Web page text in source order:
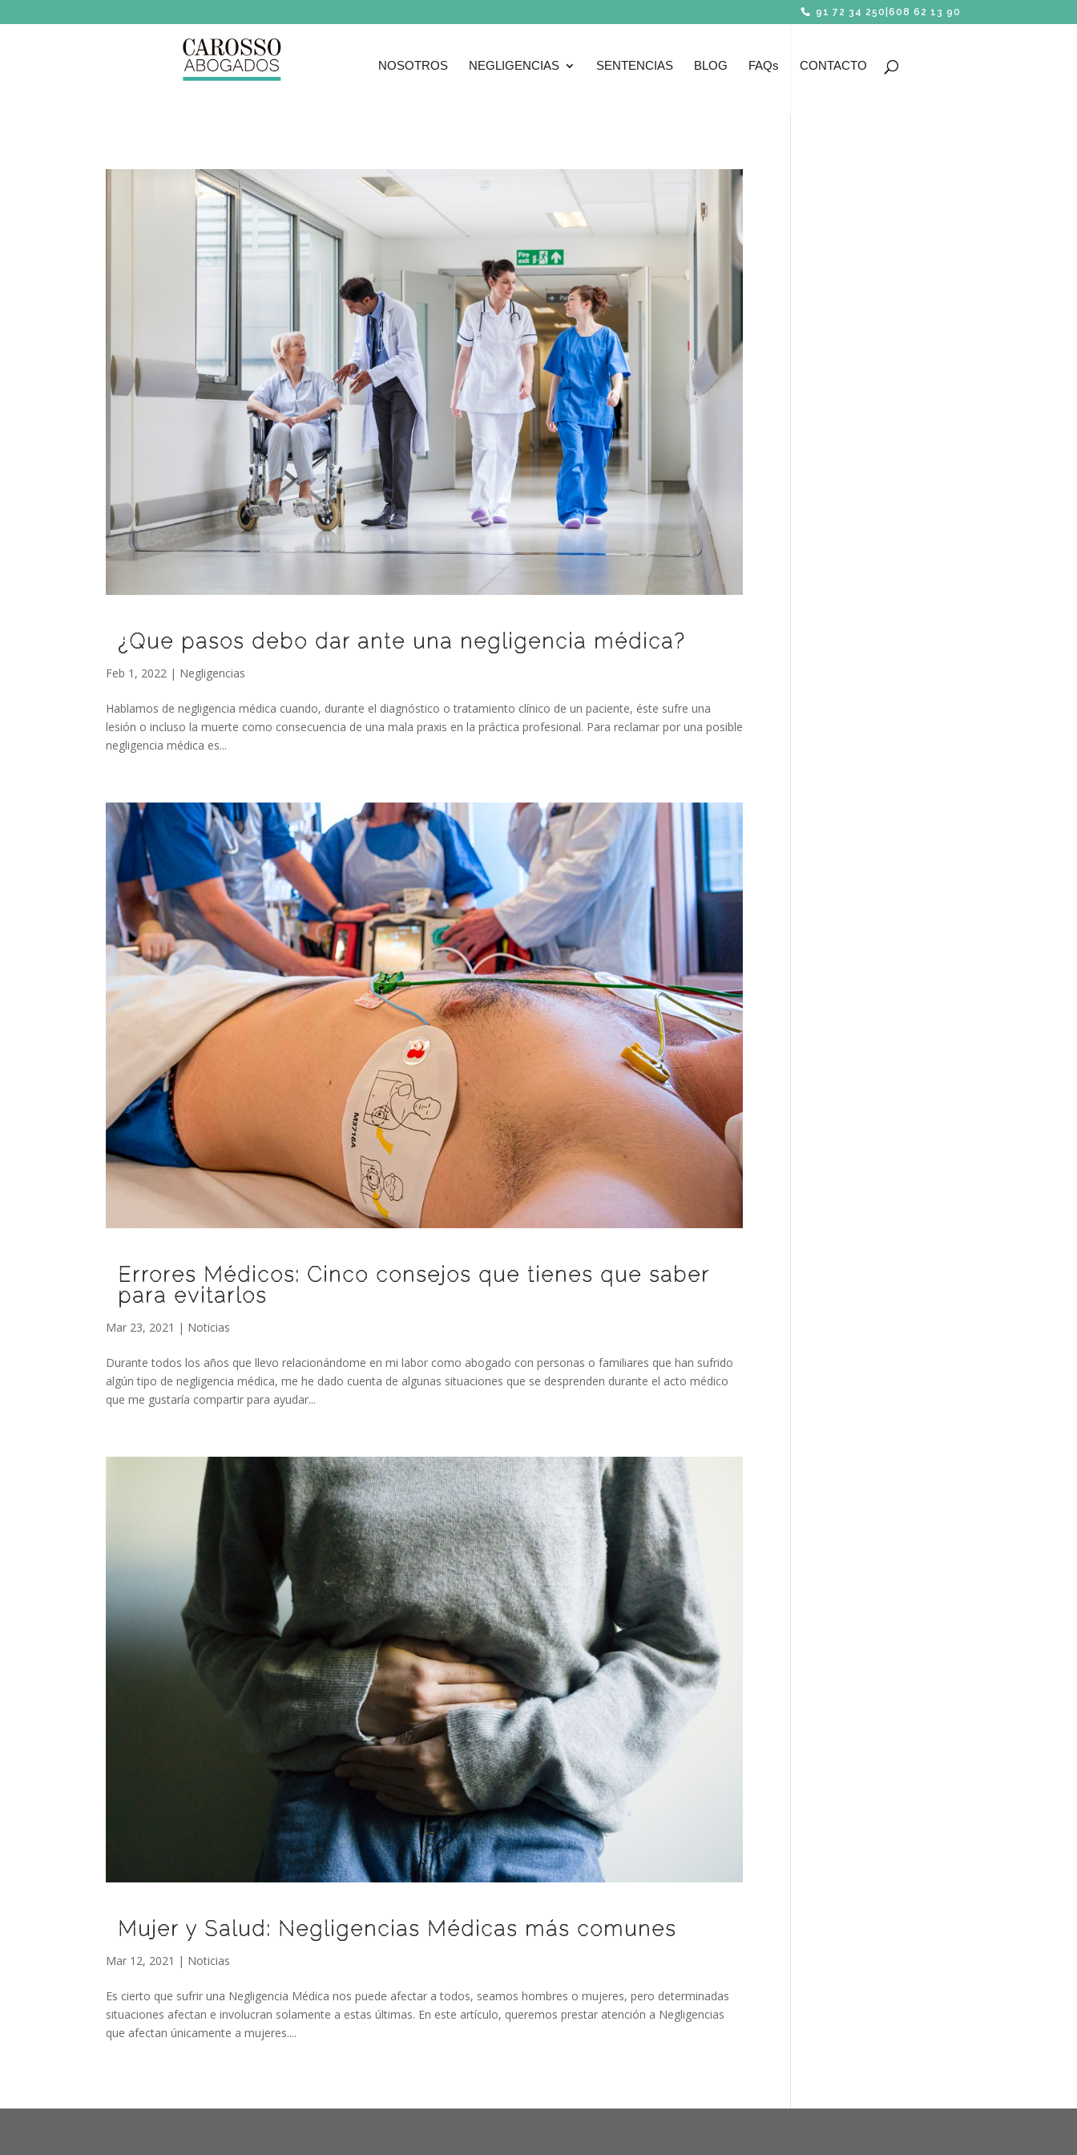
91 72 34 250 608 62 13 90
NOSOTROS NEGLIGENCIAS SENTENCIAS BLOG FAQs CONTACTO
¿Que pasos debo dar ante una negligencia médica?
Feb 1, 2022 | Negligencias
Hablamos de negligencia médica cuando, durante el diagnóstico o tratamiento clínico de un paciente, éste sufre una
lesión o incluso la muerte como consecuencia de una mala praxis en la práctica profesional. Para reclamar por una posible
negligencia médica es...
Errores Médicos: Cinco consejos que tienes que saber
para evitarlos
Mar 23, 2021 | Noticias
Durante todos los años que llevo relacionándome en mi labor como abogado con personas o familiares que han sufrido
algún tipo de negligencia médica, me he dado cuenta de algunas situaciones que se desprenden durante el acto médico
que me gustaría compartir para ayudar...
Mujer y Salud: Negligencias Médicas más comunes
Mar 12, 2021 | Noticias
Es cierto que sufrir una Negligencia Médica nos puede afectar a todos, seamos hombres o mujeres, pero determinadas
situaciones afectan e involucran solamente a estas últimas. En este artículo, queremos prestar atención a Negligencias
que afectan únicamente a mujeres....